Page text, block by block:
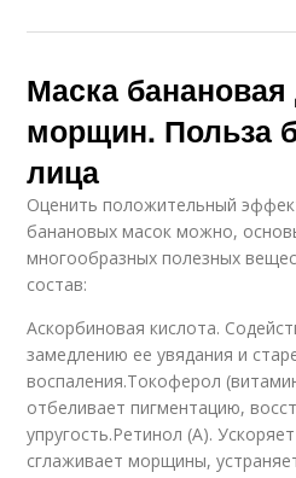
Маска
морщин. Польза
лица
Оценить положительный
банановых масок можно,
многообразных полезных
состав:
Аскорбиновая кислота.
замедлению ее увядания и
воспаления.Токоферол
отбеливает пигментацию,
упругость.Ретинол (А).
сглаживает морщины,